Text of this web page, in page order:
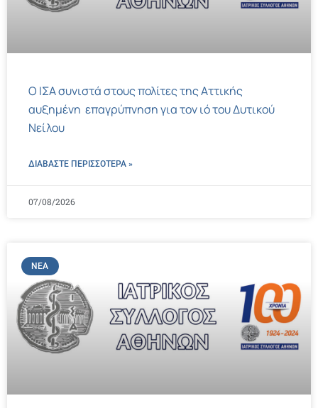
Ο ΙΣΑ συνιστά στους πολίτες της Αττικής
αυξημένη επαγρύπνηση για τον ιό του Δυτικού
Νείλου
ΔΙΑΒΑΣΤΕ ΠΕΡΙΣΣΌΤΕΡΑ »
07/08/2026
ΝΈΑ